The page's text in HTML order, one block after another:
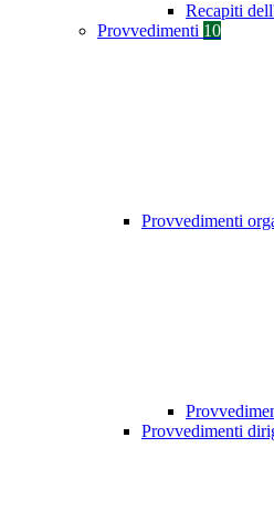
Recapiti
Provvedimenti 10
Provvedimenti
Provvedimenti